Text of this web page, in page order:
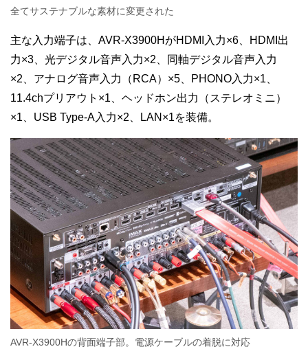
全てサステナブルな素材に変更された
主な入力端子は、AVR-X3900HがHDMI入力×6、HDMI出
力×3、光デジタル音声入力×2、同軸デジタル音声入力
×2、アナログ音声入力（RCA）×5、PHONO入力×1、
11.4chプリアウト×1、ヘッドホン出力（ステレオミニ）
×1、USB Type-A入力×2、LAN×1を装備。
AVR-X3900Hの背面端子部。電源ケーブルの着脱に対応